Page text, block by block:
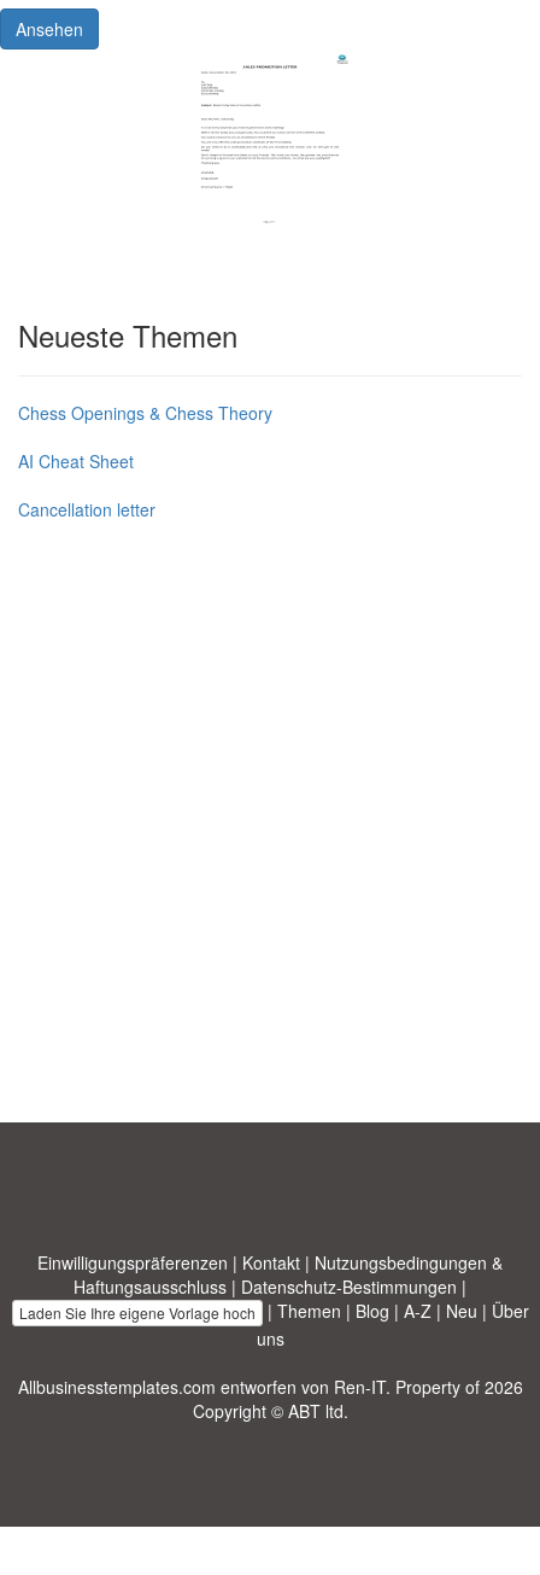
Ansehen
Neueste Themen
Chess Openings & Chess Theory
AI Cheat Sheet
Cancellation letter
Einwilligungspräferenzen | Kontakt | Nutzungsbedingungen &
Haftungsausschluss | Datenschutz-Bestimmungen |
Laden Sie Ihre eigene Vorlage hoch | Themen | Blog | A-Z | Neu | Über
uns
Allbusinesstemplates.com entworfen von Ren-IT. Property of 2026
Copyright © ABT ltd.